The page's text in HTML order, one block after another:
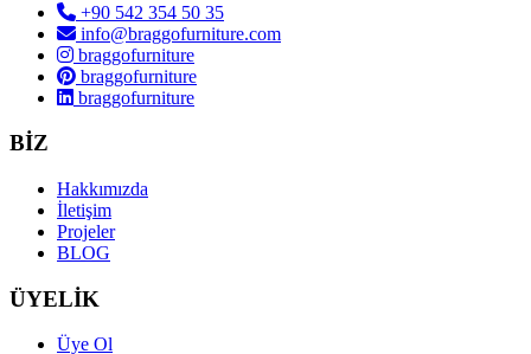
+90 542 354 50 35
info@braggofurniture.com
braggofurniture
braggofurniture
braggofurniture
BİZ
Hakkımızda
İletişim
Projeler
BLOG
ÜYELİK
Üye Ol